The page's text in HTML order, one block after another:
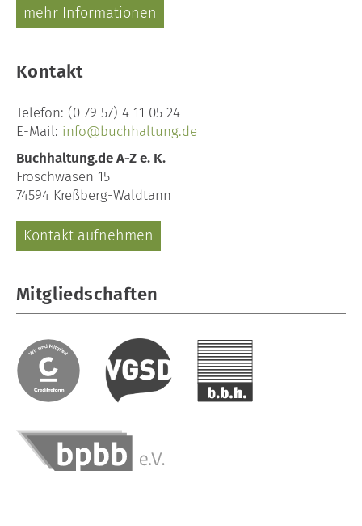
mehr Informationen
Kontakt
Telefon: (0 79 57) 4 11 05 24
E-Mail: info@buchhaltung.de
Buchhaltung.de A-Z e. K.
Froschwasen 15
74594 Kreßberg-Waldtann
Kontakt aufnehmen
Mitgliedschaften